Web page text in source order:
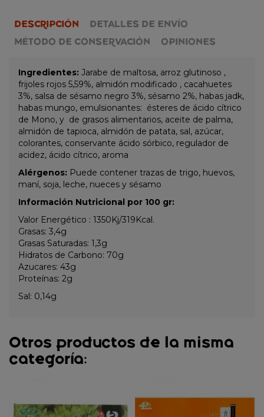
DESCRIPCIÓN
DETALLES DE ENVÍO
MÉTODO DE CONSERVACIÓN
OPINIONES
Ingredientes: Jarabe de maltosa, arroz glutinoso ,
frijoles rojos 5,59%, almidón modificado , cacahuetes
3%, salsa de sésamo negro 3%, sésamo 2%, habas jadk,
habas mungo, emulsionantes: ésteres de ácido cítrico
de Mono, y de grasos alimentarios, aceite de palma,
almidón de tapioca, almidón de patata, sal, azúcar,
colorantes, conservante ácido sórbico, regulador de
acidez, ácido cítrico, aroma
Alérgenos: Puede contener trazas de trigo, huevos,
maní, soja, leche, nueces y sésamo
Información Nutricional por 100 gr:
Valor Energético : 1350Kj/319Kcal.
Grasas: 3,4g
Grasas Saturadas: 1,3g
Hidratos de Carbono: 70g
Azucares: 43g
Proteínas: 2g
Sal: 0,14g
Otros productos de la misma
categoría: